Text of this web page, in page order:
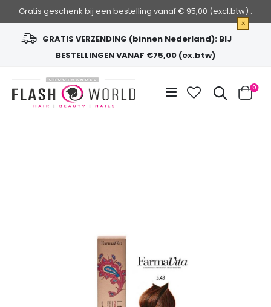
Gratis geschenk bij een bestelling vanaf € 95,00 (excl.btw) .
×
GRATIS VERZENDING (binnen Nederland): BIJ
BESTELLINGEN VANAF €75,00 (ex.btw)
de
inhoud
Zoek
Cart
0